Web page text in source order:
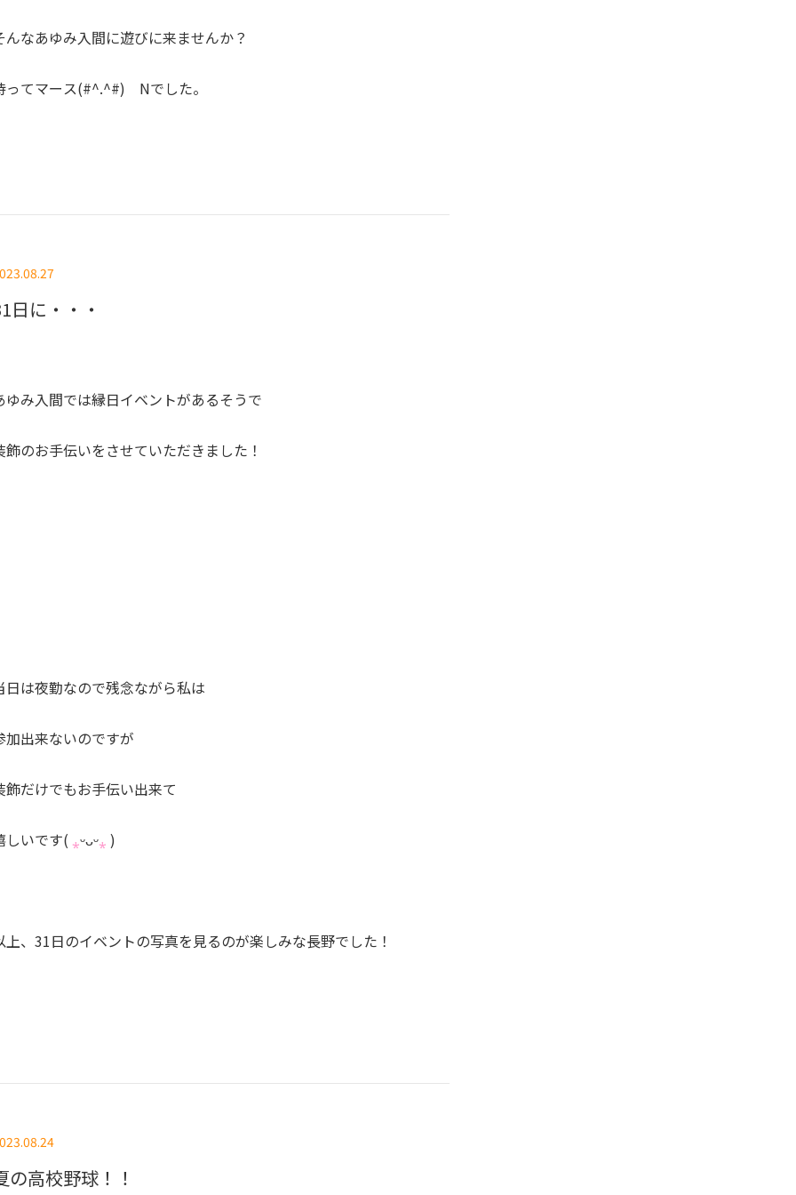
んなあゆみ入間に遊びに来ませんか？
ってマース(#^.^#) Nでした。
日に・・・
ゆみ入間では縁日イベントがあるそうで
飾のお手伝いをさせていただきました！
日は夜勤なので残念ながら私は
加出来ないのですが
飾だけでもお手伝い出来て
しいです( ⁎ᵕᴗᵕ⁎ )
上、31日のイベントの写真を見るのが楽しみな長野でした！
の高校野球！！